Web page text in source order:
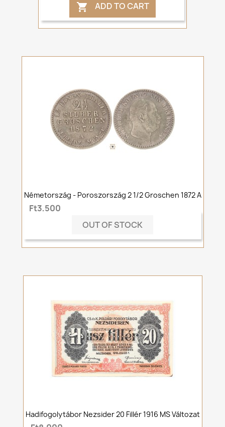
 ADD TO CART
Németország - Poroszország 2 1/2 Groschen 1872 A
Ft3,500
OUT OF STOCK
Hadifogolytábor Nezsider 20 Fillér 1916 MS Változat